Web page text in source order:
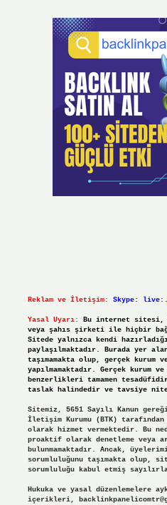
Reklam ve İletişim: Skype:
Yasal Uyarı:
Bu internet sitesi,
veya şahıs şirketi ile hiçbir
Sitede yalnızca kendi
paylaşılmaktadır. Burada yer
taşımamakta olup, gerçek kurum
yapılmamaktadır. Gerçek
benzerlikleri tamamen
taslak halindedir ve tavsiye
Sitemiz, 5651 Sayılı Kanun
İletişim Kurumu (BTK) tarafından
olarak hizmet vermektedir. Bu
proaktif olarak denetleme veya
bulunmamaktadır. Ancak,
sorumluluğunu taşımakta olup,
sorumluluğu kabul etmiş
Hukuka ve yasal düzenlemelere
içerikleri,